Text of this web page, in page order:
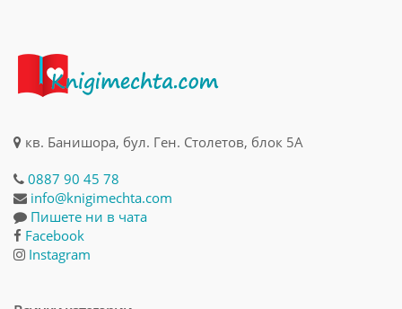
кв. Банишора, бул. Ген. Столетов, блок 5А
0887 90 45 78
info@knigimechta.com
Пишете ни в чата
Facebook
Instagram